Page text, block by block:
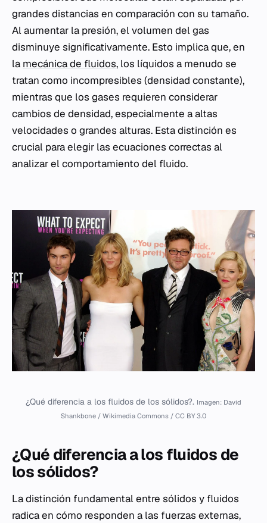
grandes distancias en comparación con su tamaño.
Al aumentar la presión, el volumen del gas
disminuye significativamente. Esto implica que, en
la mecánica de fluidos, los líquidos a menudo se
tratan como incompresibles (densidad constante),
mientras que los gases requieren considerar
cambios de densidad, especialmente a altas
velocidades o grandes alturas. Esta distinción es
crucial para elegir las ecuaciones correctas al
analizar el comportamiento del fluido.
¿Qué diferencia a los fluidos de los sólidos?. Imagen: David
Shankbone / Wikimedia Commons / CC BY 3.0
¿Qué diferencia a los fluidos de
los sólidos?
La distinción fundamental entre sólidos y fluidos
radica en cómo responden a las fuerzas externas,